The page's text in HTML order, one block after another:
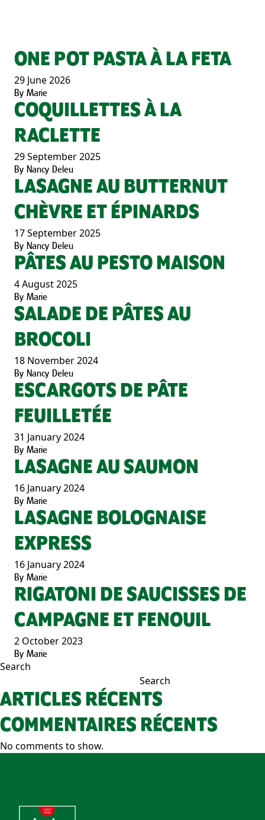
ONE POT PASTA À LA FETA
29 June 2026
By Marie
COQUILLETTES À LA
RACLETTE
29 September 2025
By Nancy Deleu
LASAGNE AU BUTTERNUT
CHÈVRE ET ÉPINARDS
17 September 2025
By Nancy Deleu
PÂTES AU PESTO MAISON
4 August 2025
By Marie
SALADE DE PÂTES AU
BROCOLI
18 November 2024
By Nancy Deleu
ESCARGOTS DE PÂTE
FEUILLETÉE
31 January 2024
By Marie
LASAGNE AU SAUMON
16 January 2024
By Marie
LASAGNE BOLOGNAISE
EXPRESS
16 January 2024
By Marie
RIGATONI DE SAUCISSES DE
CAMPAGNE ET FENOUIL
2 October 2023
By Marie
Search
Search
ARTICLES RÉCENTS
COMMENTAIRES RÉCENTS
No comments to show.